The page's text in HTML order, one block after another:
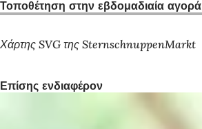
Τοποθέτηση στην εβδομαδιαία αγορά
Χάρτης SVG της SternschnuppenMarkt
Επίσης ενδιαφέρον